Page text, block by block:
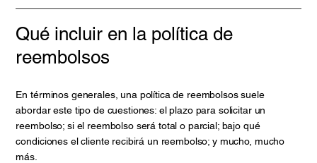
Qué incluir en la política de
reembolsos
En términos generales, una política de reembolsos suele
abordar este tipo de cuestiones: el plazo para solicitar un
reembolso; si el reembolso será total o parcial; bajo qué
condiciones el cliente recibirá un reembolso; y mucho, mucho
más.